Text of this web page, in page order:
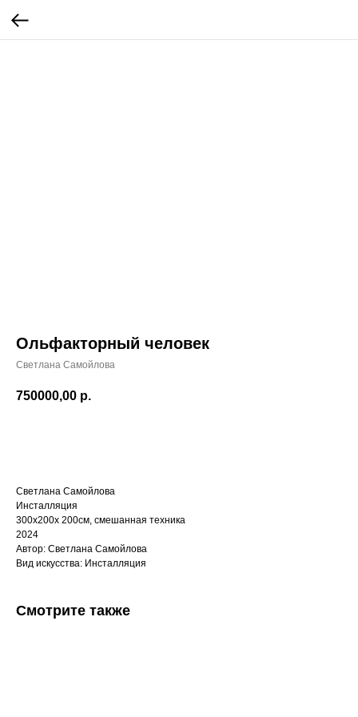
Ольфакторный человек
Светлана Самойлова
750000,00 р.
Светлана Самойлова
Инсталляция
300х200х 200см, смешанная техника
2024
Автор: Светлана Самойлова
Вид искусства: Инсталляция
Смотрите также